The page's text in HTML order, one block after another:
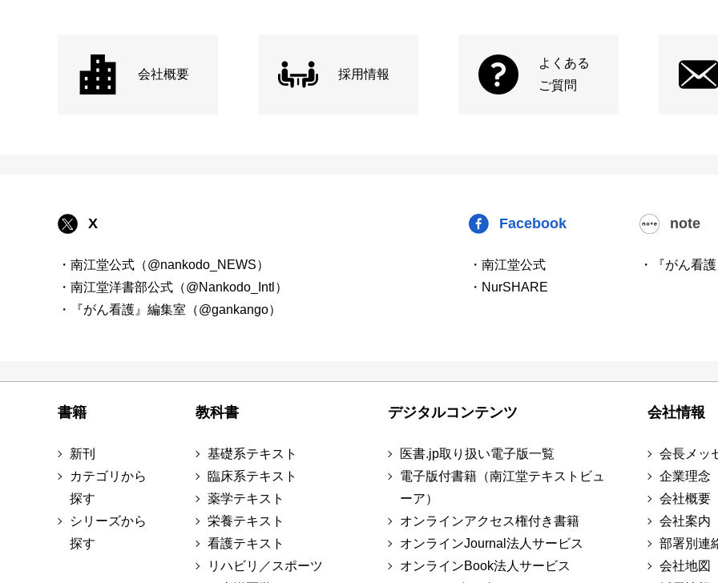
会社概要 採用情報
よくある
ご質問
X
・南江堂公式（@nankodo_NEWS）
・南江堂洋書部公式（@Nankodo_Intl）
・『がん看護』編集室（@gankango）
Facebook
・南江堂公式
・NurSHARE
note
・『がん看
書籍
新刊
カテゴリから
探す
シリーズから
探す
教科書
基礎系テキスト
臨床系テキスト
薬学テキスト
栄養テキスト
看護テキスト
リハビリ／スポーツ
デジタルコンテンツ
医書.jp取り扱い電子版一覧
電子版付書籍（南江堂テキストビュ
ーア）
オンラインアクセス権付き書籍
オンラインJournal法人サービス
オンラインBook法人サービス
会社情報
会長メッ
企業理念
会社概要
会社案内
部署別連
会社地図